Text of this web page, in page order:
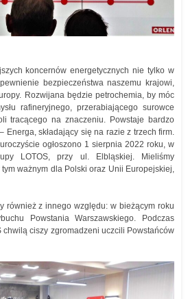
koncernów energetycznych nie tylko w
bezpieczeństwa naszemu krajowi,
Rozwijana będzie petrochemia, by móc
rafineryjnego, przerabiającego surowce
tracącego na znaczeniu. Powstaje bardzo
Energa, składający się na razie z trzech firm.
ogłoszono 1 sierpnia 2022 roku, w
LOTOS, przy ul. Elbląskiej. Mieliśmy
ważnym dla Polski oraz Unii Europejskiej,
również z innego względu: w bieżącym roku
Powstania Warszawskiego. Podczas
chwilą ciszy zgromadzeni uczcili Powstańców